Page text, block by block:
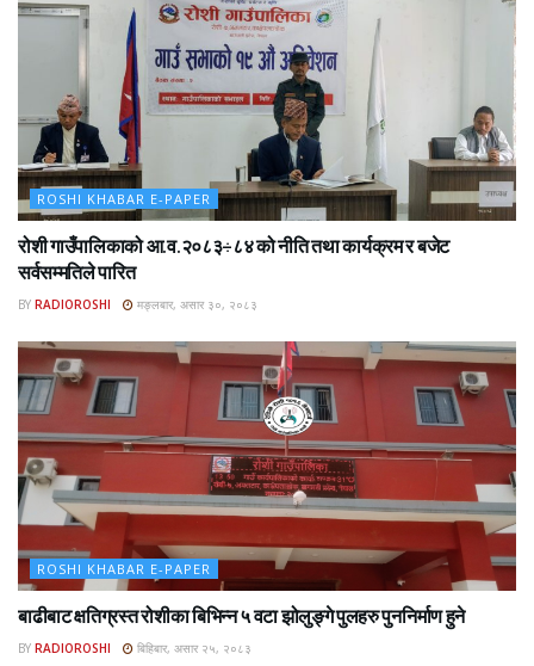
ROSHI KHABAR E-PAPER
रोशी गाउँपालिकाको आ.व.२०८३÷८४ को नीति तथा कार्यक्रम र बजेट
सर्वसम्मतिले पारित
BY RADIOROSHI मङ्लबार, असार ३०, २०८३
ROSHI KHABAR E-PAPER
बाढीबाट क्षतिग्रस्त रोशीका बिभिन्न ५ वटा झोलुङ्गे पुलहरु पुननिर्माण हुने
BY RADIOROSHI बिहिबार, असार २५, २०८३